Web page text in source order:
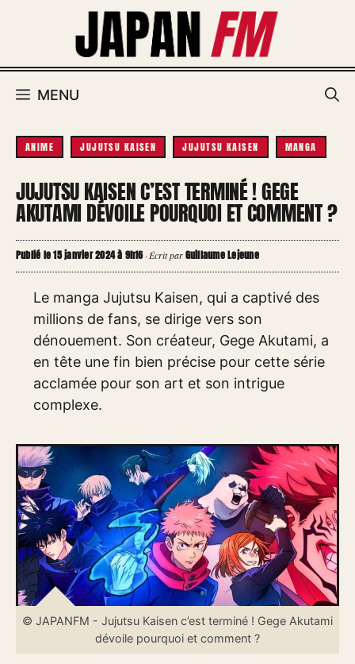
MENU
ANIME JUJUTSU KAISEN JUJUTSU KAISEN MANGA
JUJUTSU KAISEN C’EST TERMINÉ ! GEGE
AKUTAMI DÉVOILE POURQUOI ET COMMENT ?
Publié le 15 janvier 2024 à 9h16 · Écrit parGuillaume Lejeune
Le manga Jujutsu Kaisen, qui a captivé des
millions de fans, se dirige vers son
dénouement. Son créateur, Gege Akutami, a
en tête une fin bien précise pour cette série
acclamée pour son art et son intrigue
complexe.
© JAPANFM - Jujutsu Kaisen c’est terminé ! Gege Akutami
dévoile pourquoi et comment ?